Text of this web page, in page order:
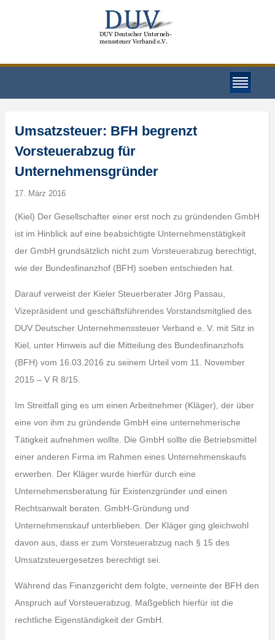
Umsatzsteuer: BFH begrenzt
Vorsteuerabzug für
Unternehmensgründer
17. März 2016
(Kiel) Der Gesellschafter einer erst noch zu gründenden GmbH
ist im Hinblick auf eine beabsichtigte Unternehmenstätigkeit
der GmbH grundsätzlich nicht zum Vorsteuerabzug berechtigt,
wie der Bundesfinanzhof (BFH) soeben entschieden hat.
Darauf verweist der Kieler Steuerberater Jörg Passau,
Vizepräsident und geschäftsführendes Vorstandsmitglied des
DUV Deutscher Unternehmenssteuer Verband e. V. mit Sitz in
Kiel, unter Hinweis auf die Mitteilung des Bundesfinanzhofs
(BFH) vom 16.03.2016 zu seinem Urteil vom 11. November
2015 – V R 8/15.
Im Streitfall ging es um einen Arbeitnehmer (Kläger), der über
eine von ihm zu gründende GmbH eine unternehmerische
Tätigkeit aufnehmen wollte. Die GmbH sollte die Betriebsmittel
einer anderen Firma im Rahmen eines Unternehmenskaufs
erwerben. Der Kläger wurde hierfür durch eine
Unternehmensberatung für Existenzgründer und einen
Rechtsanwalt beraten. GmbH-Gründung und
Unternehmenskauf unterblieben. Der Kläger ging gleichwohl
davon aus, dass er zum Vorsteuerabzug nach § 15 des
Umsatzsteuergesetzes berechtigt sei.
Während das Finanzgericht dem folgte, verneinte der BFH den
Anspruch auf Vorsteuerabzug. Maßgeblich hierfür ist die
rechtliche Eigenständigkeit der GmbH.